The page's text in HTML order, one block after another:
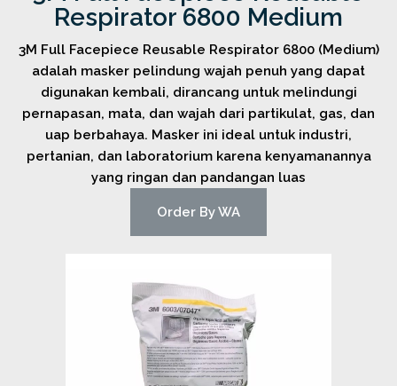
Respirator 6800 Medium
3M Full Facepiece Reusable Respirator 6800 (Medium)
adalah masker pelindung wajah penuh yang dapat
digunakan kembali, dirancang untuk melindungi
pernapasan, mata, dan wajah dari partikulat, gas, dan
uap berbahaya. Masker ini ideal untuk industri,
pertanian, dan laboratorium karena kenyamanannya
yang ringan dan pandangan luas
Order By WA